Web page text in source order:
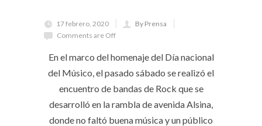
17 febrero, 2020
By Prensa
Comments are Off
En el marco del homenaje del Día nacional
del Músico, el pasado sábado se realizó el
encuentro de bandas de Rock que se
desarrolló en la rambla de avenida Alsina,
donde no faltó buena música y un público